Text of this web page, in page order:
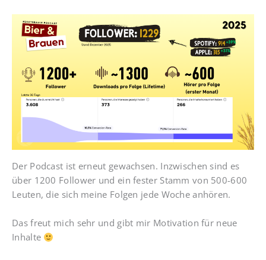
Der Podcast ist erneut gewachsen. Inzwischen sind es
über 1200 Follower und ein fester Stamm von 500-600
Leuten, die sich meine Folgen jede Woche anhören.
Das freut mich sehr und gibt mir Motivation für neue
Inhalte